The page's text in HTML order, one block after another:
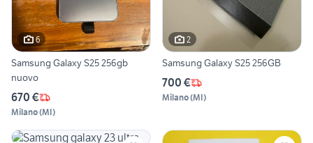
6
Samsung Galaxy S25 256gb
nuovo
670 €
Milano(MI)
2
Samsung Galaxy S25 256GB
700 €
Milano(MI)